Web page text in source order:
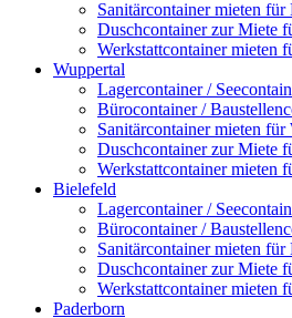
Sanitärcontainer mieten für
Duschcontainer zur Miete
Werkstattcontainer mieten
Wuppertal
Lagercontainer /
Bürocontainer /
Sanitärcontainer mieten für
Duschcontainer zur Miete
Werkstattcontainer mieten
Bielefeld
Lagercontainer /
Bürocontainer /
Sanitärcontainer mieten für
Duschcontainer zur Miete
Werkstattcontainer mieten
Paderborn